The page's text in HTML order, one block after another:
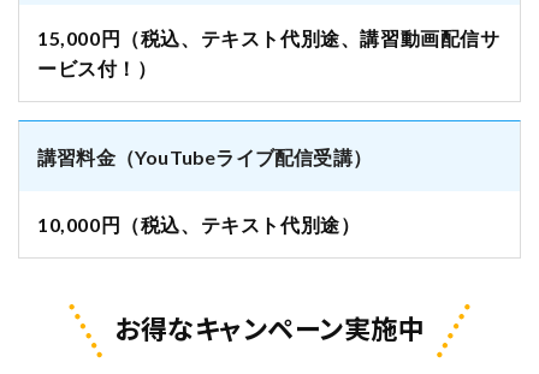
15,000円（税込、テキスト代別途、講習動画配信サ
ービス付！）
講習料金（YouTubeライブ配信受講）
10,000円（税込、テキスト代別途）
お得なキャンペーン実施中